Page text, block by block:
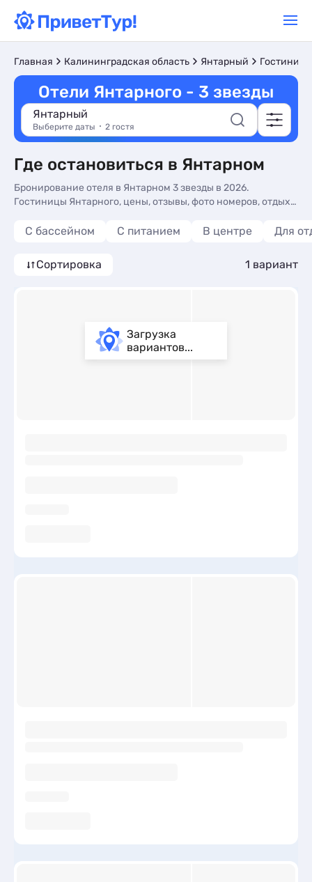
Главная Калининградская область Янтарный
Отели Янтарного - 3 звезды
Янтарный
Выберите даты 2 гостя
Где остановиться в Янтарном
Бронирование отеля в Янтарном 3 звезды в 2026.
Гостиницы Янтарного, цены, отзывы, фото номеров, отдых
С бассейном С питанием В центре Для
Сортировка 1 вариант
Загрузка
вариантов...